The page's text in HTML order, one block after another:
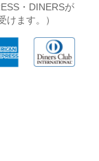
・DINERSが
けます。）